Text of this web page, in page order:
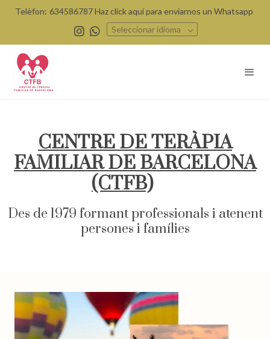
Telèfon: 634586787 Haz click aquí para enviarnos un Whatsapp
Seleccionar idioma
CENTRE DE TERÀPIA
FAMILIAR DE BARCELONA
(CTFB)
Des de 1979 formant professionals i atenent
persones i famílies